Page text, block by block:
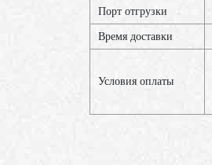
Порт отгрузки
Время доставки
Условия оплаты